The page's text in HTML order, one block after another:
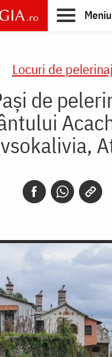
Meniu
Locuri de pelerinaj
de